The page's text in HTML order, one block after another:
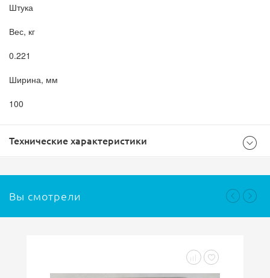
Штука
Вес, кг
0.221
Ширина, мм
100
Технические характеристики
Вы смотрели